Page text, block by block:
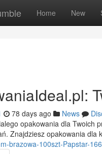
Home New
78 days ago News
opakowania dla Twoich
Znajdziesz opakowania dla
brazowa-100szt-Papstar-